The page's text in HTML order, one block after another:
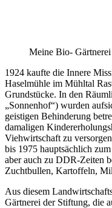
Meine Bio-
1924 kaufte die Innere
Haselmühle im Mühltal
Grundstücke. In den
„Sonnenhof“) wurden
geistigen Behinderung
damaligen
Viehwirtschaft zu
bis 1975 hauptsächlich
aber auch zu DDR-Zeiten
Zuchtbullen, Kartoffeln,
Aus diesem
Gärtnerei der Stiftung, die